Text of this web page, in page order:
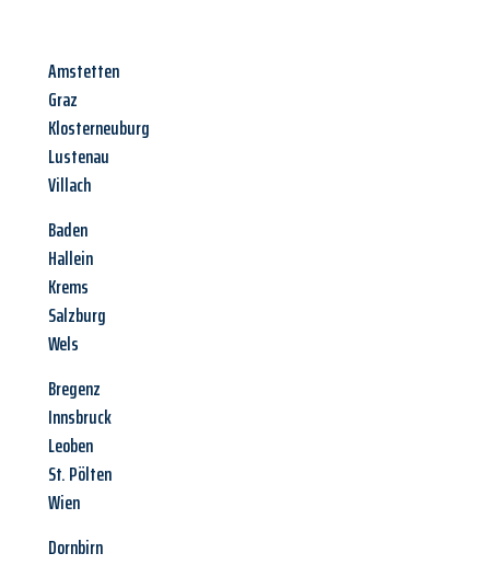
Amstetten
Graz
Klosterneuburg
Lustenau
Villach
Baden
Hallein
Krems
Salzburg
Wels
Bregenz
Innsbruck
Leoben
St. Pölten
Wien
Dornbirn